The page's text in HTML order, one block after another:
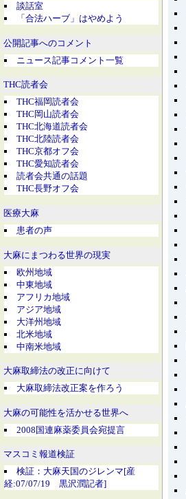
談話室
「合法ハーブ」はやめよう
公開記事へのコメント
ニュース記事コメント一覧
THC読者会
THC福岡読者会
THC岡山読者会
THC北海道読者会
THC北陸読者会
THC京都オフ会
THC愛知読者会
読者会共通の話題
THC長野オフ会
医療大麻
患者の声
大麻にまつわる世界の現実
欧州地域
中東地域
アフリカ地域
アジア地域
大洋州地域
北米地域
中南米地域
大麻取締法の改正に向けて
大麻取締法改正案を作ろう
大麻の可能性を活かせる世界へ
2008国連麻薬委員会宛提言
マスコミ報道検証
検証：大麻天国のジレンマ[産
経:07/07/19 黒沢潤記者]